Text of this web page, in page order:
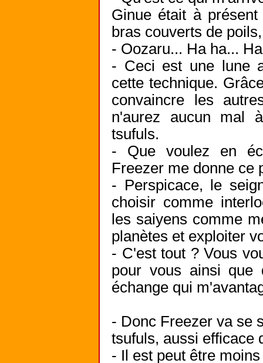
Ginue était à
bras couverts de
- Oozaru... Ha ha...
- Ceci est une lune
cette technique.
convaincre les
n'aurez aucun mal
tsufuls.
- Que voulez en
Freezer me donne ce
- Perspicace, le
choisir comme
les saiyens comme
planètes et exploiter
- C'est tout ? Vous
pour vous ainsi que
échange qui
- Donc Freezer va se
tsufuls, aussi efficace
- Il est peut être